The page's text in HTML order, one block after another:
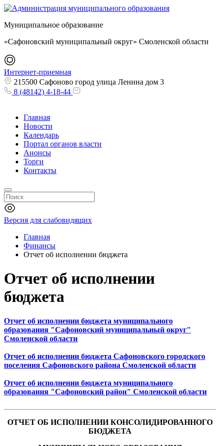
Муниципальное образование
«Сафоновский муниципальный округ» Смоленской области
Интернет-приемная
215500 Сафоново город улица Ленина дом 3
8 (48142) 4-18-44
Главная
Новости
Календарь
Портал органов власти
Анонсы
Торги
Контакты
Версия для слабовидящих
Главная
Финансы
Отчет об исполнении бюджета
Отчет об исполнении
бюджета
Отчет об исполнении бюджета муниципального
образования "Сафоновский муниципальный округ"
Смоленской области
Отчет об исполнении бюджета Сафоновского городского
поселения Сафоновского района Смоленской области
Отчет об исполнении бюджета муниципального
образования "Сафоновский район" Смоленской области
ОТ​ЧЕТ ОБ ИСПОЛНЕНИИ КОНСОЛИДИРОВАННОГО
БЮДЖЕТА